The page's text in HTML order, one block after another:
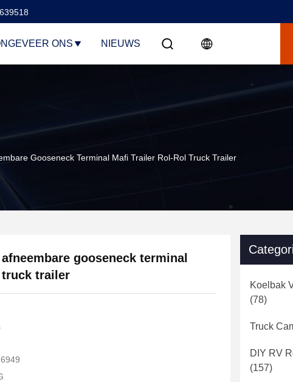
ONS NIEUWS
Gooseneck Terminal Mafi Trailer Rol-Rol Truck Trailer
gooseneck terminal
trailer
Koelbak
(78)
Truck
DIY RV
(157)